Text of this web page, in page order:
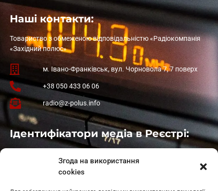
Згода на використання
cookies
Наші контакти:
Товариство з обмеженою відповідальністю «Радіокомпанія
«Західний полюс»
м. Івано-Франківськ, вул. Чорновола 7, 7 поверх
+38 050 433 06 06
radio@z-polus.info
Ідентифікатори медіа в Реєстрі:
: L11-01410
: L11-01801